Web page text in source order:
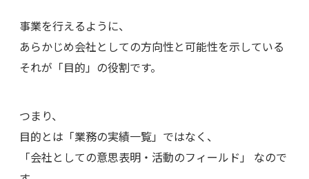
事業を行えるように、
あらかじめ会社としての方向性と可能性を示している
それが「目的」の役割です。
つまり、
目的とは「業務の実績一覧」ではなく、
「会社としての意思表明・活動のフィールド」 なので